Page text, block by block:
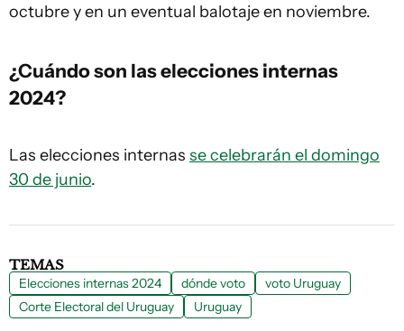
octubre y en un eventual balotaje en noviembre.
¿Cuándo son las elecciones internas
2024?
Las elecciones internas se celebrarán el domingo
30 de junio.
TEMAS
Elecciones internas 2024 dónde voto
voto Uruguay
Corte Electoral del Uruguay
Uruguay